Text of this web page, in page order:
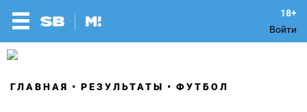
Войти
ГЛАВНАЯ РЕЗУЛЬТАТЫ ФУТБОЛ